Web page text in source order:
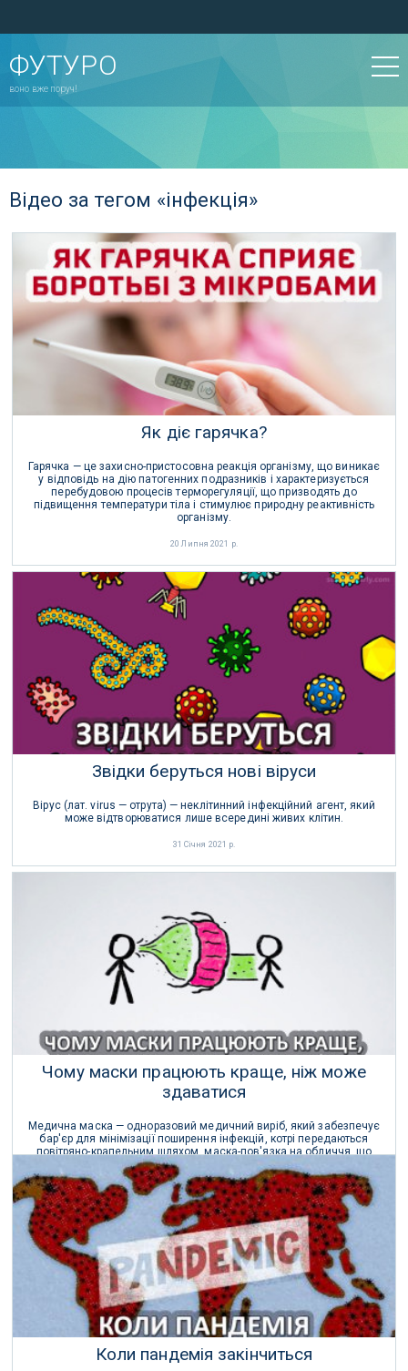
ФУТУРО
воно вже поруч!
Відео за тегом «інфекція»
Як діє гарячка?
Гарячка — це захисно-пристосовна реакція організму, що виникає
у відповідь на дію патогенних подразників і характеризується
перебудовою процесів терморегуляції, що призводять до
підвищення температури тіла і стимулює природну реактивність
організму.
20 Липня 2021 р.
Звідки беруться нові віруси
Вірус (лат. virus — отрута) — неклітинний інфекційний агент, який
може відтворюватися лише всередині живих клітин.
31 Січня 2021 р.
Чому маски працюють краще, ніж може
здаватися
Медична маска — одноразовий медичний виріб, який забезпечує
бар'єр для мінімізації поширення інфекцій, котрі передаються
повітряно-крапельним шляхом, маска-пов'язка на обличчя, що
закриває рот і ніс.
22 Вересня 2020 р.
Коли пандемія закінчиться